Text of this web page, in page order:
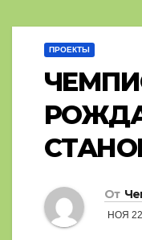
ПРОЕКТЫ
От
НОЯ